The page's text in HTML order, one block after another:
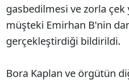
gasbedilmesi ve zorla çek
müşteki Emirhan B'nin
gerçekleştirdiği bildirildi.
Bora Kaplan ve örgütün